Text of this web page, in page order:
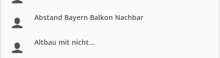
Abstand Bayern Balkon Nachbar
Altbau mit nicht...